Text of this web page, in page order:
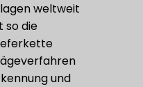
weltweit
so die
und